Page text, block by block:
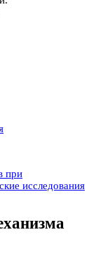
при
исследования